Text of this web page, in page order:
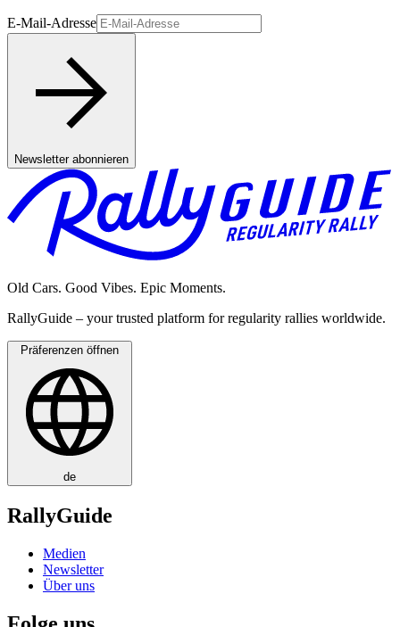
E-Mail-Adresse
Newsletter abonnieren
Old Cars. Good Vibes. Epic Moments.
RallyGuide – your trusted platform for regularity rallies worldwide.
Präferenzen öffnen
de
RallyGuide
Medien
Newsletter
Über uns